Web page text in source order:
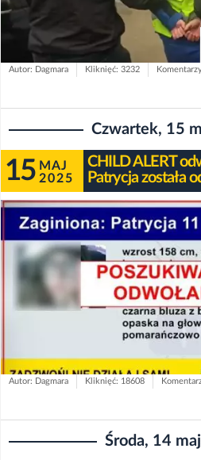
Autor: Dagmara Kliknięć: 3232
Czwartek, 15
15 MAJ
2025
CHILD ALERT
Patrycja została
Autor: Dagmara Kliknięć: 18608
Środa, 14